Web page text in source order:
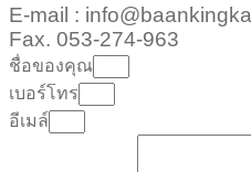
E-mail :
Fax. 053-274-963
ชื่อของคุณ
เบอร์โทร
อีเมล์